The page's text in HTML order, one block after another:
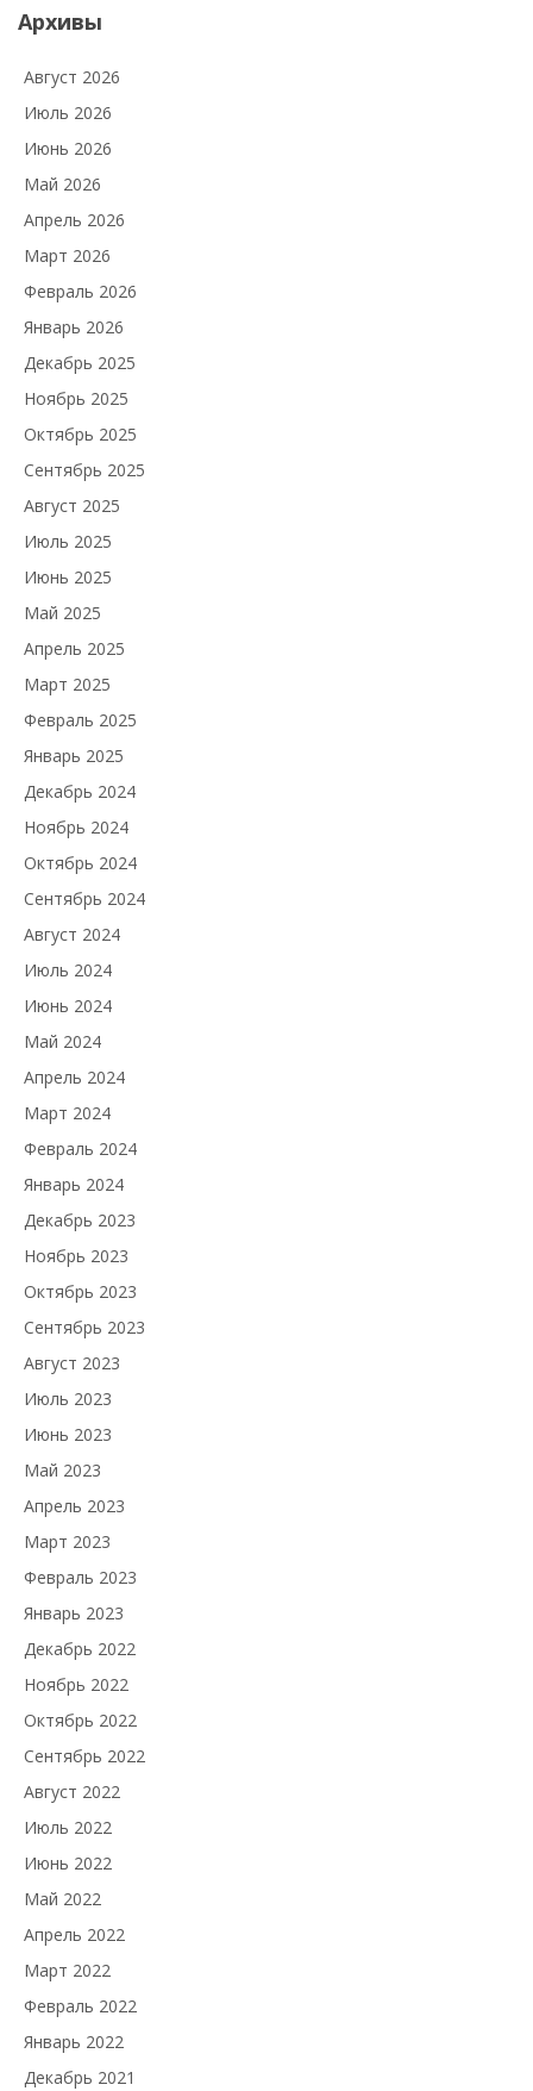
Архивы
Август 2026
Июль 2026
Июнь 2026
Май 2026
Апрель 2026
Март 2026
Февраль 2026
Январь 2026
Декабрь 2025
Ноябрь 2025
Октябрь 2025
Сентябрь 2025
Август 2025
Июль 2025
Июнь 2025
Май 2025
Апрель 2025
Март 2025
Февраль 2025
Январь 2025
Декабрь 2024
Ноябрь 2024
Октябрь 2024
Сентябрь 2024
Август 2024
Июль 2024
Июнь 2024
Май 2024
Апрель 2024
Март 2024
Февраль 2024
Январь 2024
Декабрь 2023
Ноябрь 2023
Октябрь 2023
Сентябрь 2023
Август 2023
Июль 2023
Июнь 2023
Май 2023
Апрель 2023
Март 2023
Февраль 2023
Январь 2023
Декабрь 2022
Ноябрь 2022
Октябрь 2022
Сентябрь 2022
Август 2022
Июль 2022
Июнь 2022
Май 2022
Апрель 2022
Март 2022
Февраль 2022
Январь 2022
Декабрь 2021